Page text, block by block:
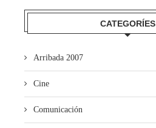
CATEGORÍES
Arribada 2007
Cine
Comunicación